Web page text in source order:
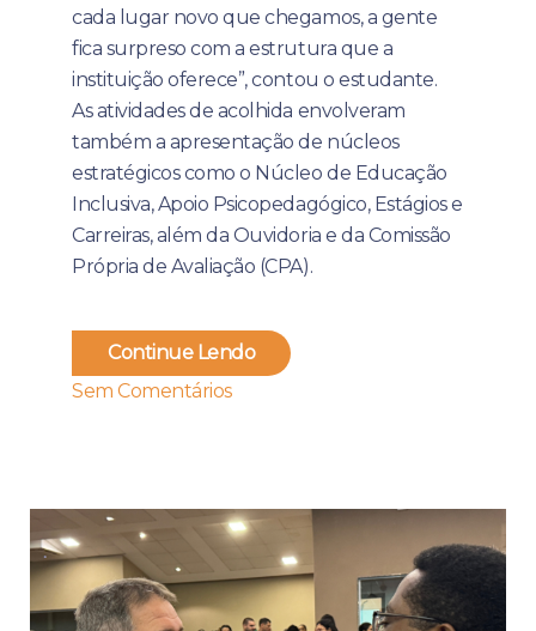
cada lugar novo que chegamos, a gente
fica surpreso com a estrutura que a
instituição oferece”, contou o estudante.
As atividades de acolhida envolveram
também a apresentação de núcleos
estratégicos como o Núcleo de Educação
Inclusiva, Apoio Psicopedagógico, Estágios e
Carreiras, além da Ouvidoria e da Comissão
Própria de Avaliação (CPA).
Continue Lendo
Sem Comentários